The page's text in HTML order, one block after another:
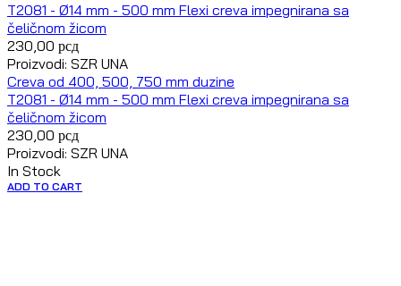
T2081 - Ø14 mm - 500 mm Flexi creva impegnirana sa
čeličnom žicom
230,00 рсд
Proizvodi: SZR UNA
Creva od 400, 500, 750 mm duzine
T2081 - Ø14 mm - 500 mm Flexi creva impegnirana sa
čeličnom žicom
230,00 рсд
Proizvodi: SZR UNA
In Stock
ADD TO CART